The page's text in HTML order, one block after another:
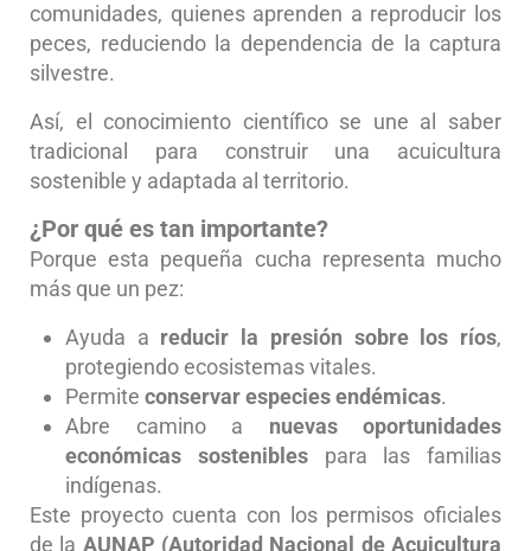
comunidades, quienes aprenden a reproducir los
peces, reduciendo la dependencia de la captura
silvestre.
Así, el conocimiento científico se une al saber
tradicional para construir una acuicultura
sostenible y adaptada al territorio.
¿Por qué es tan importante?
Porque esta pequeña cucha representa mucho
más que un pez:
Ayuda a reducir la presión sobre los ríos,
protegiendo ecosistemas vitales.
Permite conservar especies endémicas.
Abre camino a nuevas oportunidades
económicas sosteniblespara las familias
indígenas.
Este proyecto cuenta con los permisos oficiales
de la AUNAP (Autoridad Nacional de Acuicultura